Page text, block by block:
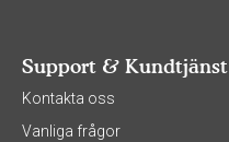
Support & Kundtjänst
Kontakta oss
Vanliga frågor